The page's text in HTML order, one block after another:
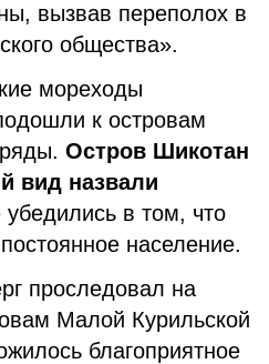
вызвав переполох в
общества».
мореходы
к островам
Остров Шикотан
вид назвали
убедились в том, что
население.
проследовал на
Малой Курильской
благоприятное